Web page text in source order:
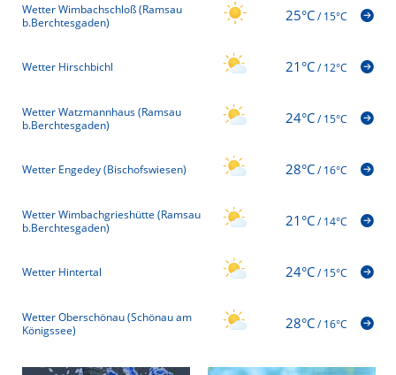
Wetter Wimbachschloß (Ramsau
b.Berchtesgaden)
25°C/15°C
Wetter Hirschbichl 21°C/12°C
Wetter Watzmannhaus (Ramsau
b.Berchtesgaden)
24°C/15°C
Wetter Engedey (Bischofswiesen) 28°C/16°C
Wetter Wimbachgrieshütte (Ramsau
b.Berchtesgaden)
21°C/14°C
Wetter Hintertal 24°C/15°C
Wetter Oberschönau (Schönau am
Königssee)
28°C/16°C